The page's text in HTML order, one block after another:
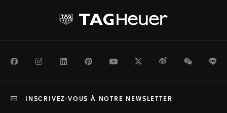
FacebookInstagramLinkedInPinterestYoutubeTwitterWeiboWeChat
INSCRIVEZ-VOUS À NOTRE NEWSLETTER